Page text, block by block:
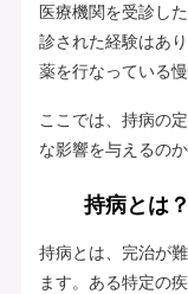
医療機関を受診し
診された経験はあ
薬を行なっている
ここでは、持病の
な影響を与えるの
持病とは
持病とは、完治が
ます。ある特定の